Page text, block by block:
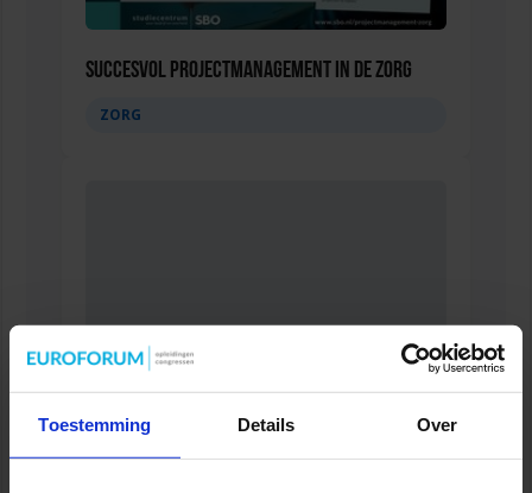
Toestemming Details Over
Succesvol Projectmanagement in de Zorg
ZORG
Mobile Healthcare Event 2026